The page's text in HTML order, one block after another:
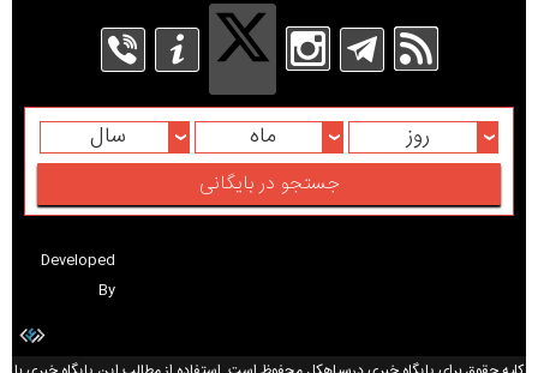
روز ماه سال
Developed
By